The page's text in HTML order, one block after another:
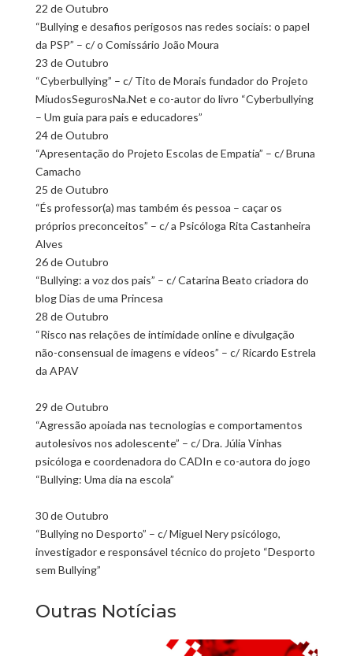
22 de Outubro
“Bullying e desafios perigosos nas redes sociais: o papel
da PSP” – c/ o Comissário João Moura
23 de Outubro
“Cyberbullying” – c/ Tito de Morais fundador do Projeto
MiudosSegurosNa.Net e co-autor do livro “Cyberbullying
– Um guia para pais e educadores”
‪24 de Outubro
“Apresentação do Projeto Escolas de Empatia” – c/ Bruna
Camacho
25 de Outubro
“És professor(a) mas também és pessoa – caçar os
próprios preconceitos” – c/ a Psicóloga Rita Castanheira
Alves
26 de Outubro
“Bullying: a voz dos pais” – c/ Catarina Beato criadora do
blog Dias de uma Princesa
‪28 de Outubro
“Risco nas relações de intimidade online e divulgação
não-consensual de imagens e vídeos” – c/ Ricardo Estrela
da APAV
29 de Outubro
“Agressão apoiada nas tecnologias e comportamentos
autolesivos nos adolescente” – c/ Dra. Júlia Vinhas
psicóloga e coordenadora do CADIn e co-autora do jogo
“Bullying: Uma dia na escola”
30 de Outubro
“Bullying no Desporto” – c/ Miguel Nery psicólogo,
investigador e responsável técnico do projeto “Desporto
sem Bullying”
Outras Notícias